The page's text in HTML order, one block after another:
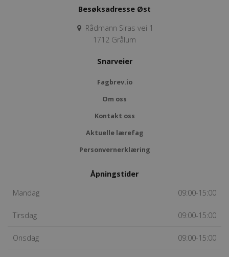
Besøksadresse Øst
Rådmann Siras vei 1
1712 Grålum
Snarveier
Fagbrev.io
Om oss
Kontakt oss
Aktuelle lærefag
Personvernerklæring
Åpningstider
09:00-15:00
Mandag
09:00-15:00
Tirsdag
09:00-15:00
Onsdag